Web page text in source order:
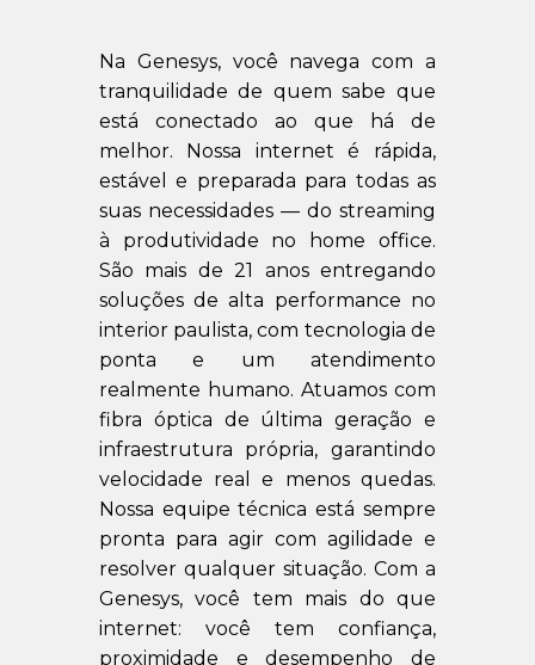
Na Genesys, você navega com a
tranquilidade de quem sabe que
está conectado ao que há de
melhor. Nossa internet é rápida,
estável e preparada para todas as
suas necessidades — do streaming
à produtividade no home office.
São mais de 21 anos entregando
soluções de alta performance no
interior paulista, com tecnologia de
ponta e um atendimento
realmente humano. Atuamos com
fibra óptica de última geração e
infraestrutura própria, garantindo
velocidade real e menos quedas.
Nossa equipe técnica está sempre
pronta para agir com agilidade e
resolver qualquer situação. Com a
Genesys, você tem mais do que
internet: você tem confiança,
proximidade e desempenho de